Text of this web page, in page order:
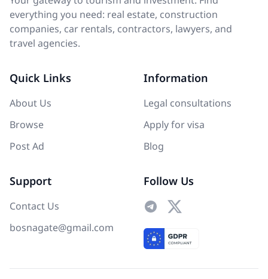
everything you need: real estate, construction
companies, car rentals, contractors, lawyers, and
travel agencies.
Quick Links
About Us
Browse
Post Ad
Information
Legal consultations
Apply for visa
Blog
Support
Contact Us
bosnagate@gmail.com
Follow Us